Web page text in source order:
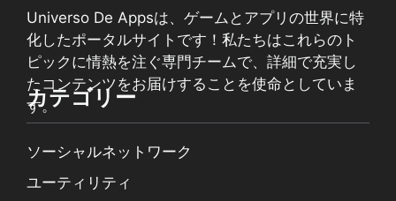
Universo De Appsは、ゲームとアプリの世界に特
化したポータルサイトです！私たちはこれらのト
ピックに情熱を注ぐ専門チームで、詳細で充実し
たコンテンツをお届けすることを使命としていま
す。
カテゴリー
ソーシャルネットワーク
ユーティリティ